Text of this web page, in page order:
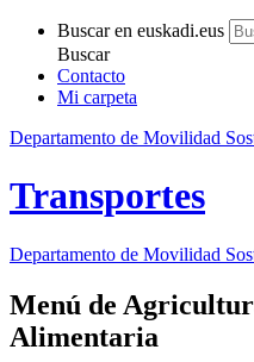
Buscar en euskadi.eus
Buscar
Contacto
Mi carpeta
Departamento de Movilidad
Transportes
Departamento de Movilidad
Menú de
Alimentaria